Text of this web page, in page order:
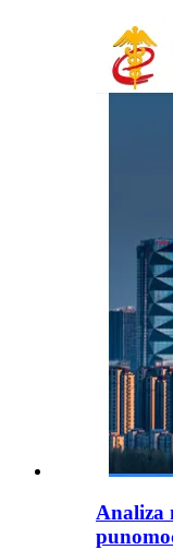
Analiza